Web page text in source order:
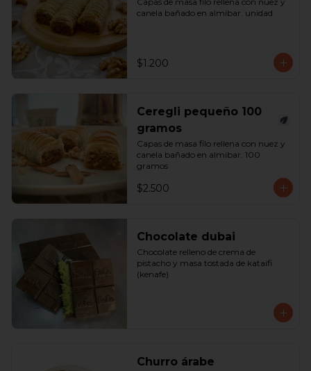
canela bañado en almibar. unidad
$1.200
Ceregli pequeño 100
gramos
Capas de masa filo rellena con nuez y
canela bañado en almibar. 100
gramos
$2.500
Chocolate dubai
Chocolate relleno de crema de
pistacho y masa tostada de kataifi
(kenafe)
Churro árabe